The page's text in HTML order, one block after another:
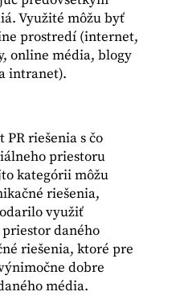
Využité môžu byť
prostredí (internet,
online média, blogy
intranet).
riešenia s čo
priestoru
kategórii môžu
riešenia,
využiť
daného
riešenia, ktoré pre
dobre
média.